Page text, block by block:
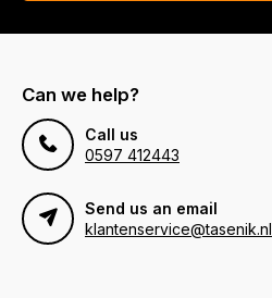
Can we help?
Call us
0597 412443
Send us an email
klantenservice@tasenik.nl